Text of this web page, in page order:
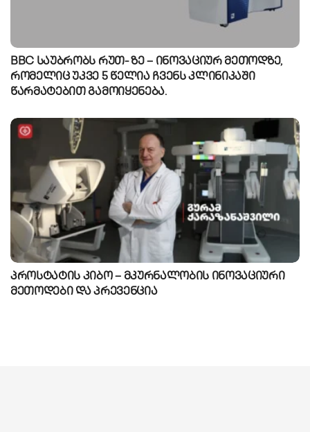
BBC საუბრობს რუთ- ზე – ინოვაციურ მეთოდზე,
რომელიც უკვე 5 წელია ჩვენს კლინიკაში
წარმატებით გამოიყენება.
პროსტატის კიბო – მკურნალობის ინოვაციური
მეთოდები და პრევენცია